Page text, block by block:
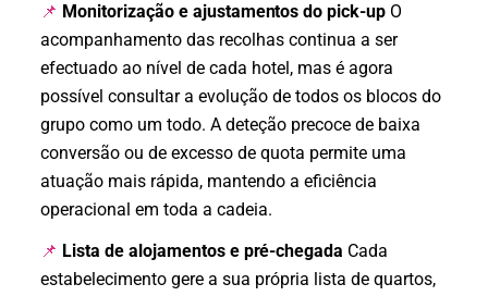
📌 Monitorização e ajustamentos do pick-up O
acompanhamento das recolhas continua a ser
efectuado ao nível de cada hotel, mas é agora
possível consultar a evolução de todos os blocos do
grupo como um todo. A deteção precoce de baixa
conversão ou de excesso de quota permite uma
atuação mais rápida, mantendo a eficiência
operacional em toda a cadeia.
📌 Lista de alojamentos e pré-chegada Cada
estabelecimento gere a sua própria lista de quartos,